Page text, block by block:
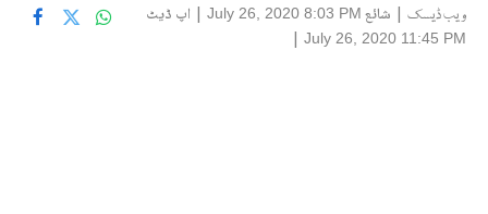
ویب ڈیسک | شائع July 26, 2020 8:03 PM
| اپ ڈیٹ
July 26, 2020 11:45 PM
|